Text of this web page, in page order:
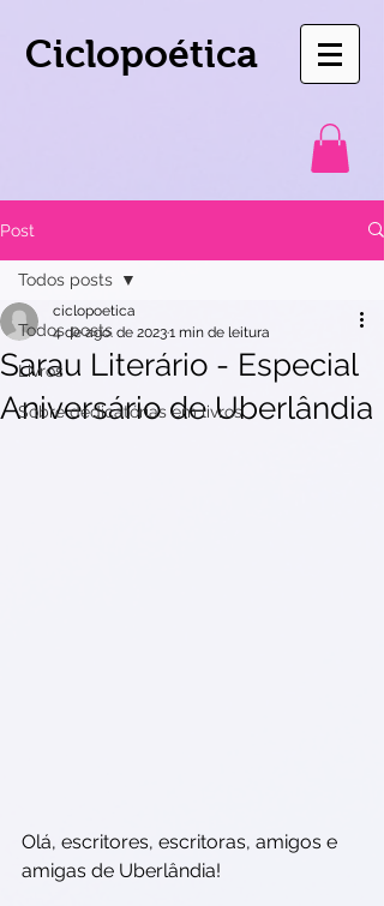
Ciclopoética
Post
Todos posts
Livros
Sobre dedicatórias em livros
Todos posts
Sarau Literário - Especial
Aniversário de Uberlândia
ciclopoetica
4 de ago. de 20231 min de leitura
Olá, escritores, escritoras, amigos e
amigas de Uberlândia!